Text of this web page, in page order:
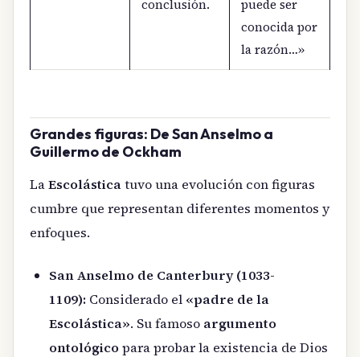
conclusión.
puede ser
conocida por
la razón…»
Grandes figuras: De San Anselmo a
Guillermo de Ockham
LaEscolásticatuvo una evolución con figuras
cumbre que representan diferentes momentos y
enfoques.
San Anselmo de Canterbury (1033-
1109): Considerado el «padre de la
Escolástica». Su famoso argumento
ontológico para probar la existencia de Dios